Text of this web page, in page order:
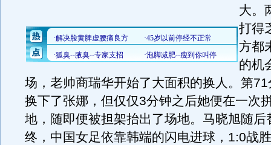
大。
打得
方都
的机
场，老帅商瑞华开始了大面积的换人。第
换下了张娜，但仅仅3分钟之后她便在一次
地，随即便被担架抬出了场地。马晓旭随后
终，中国女足依靠韩端的闪电进球，1:0战